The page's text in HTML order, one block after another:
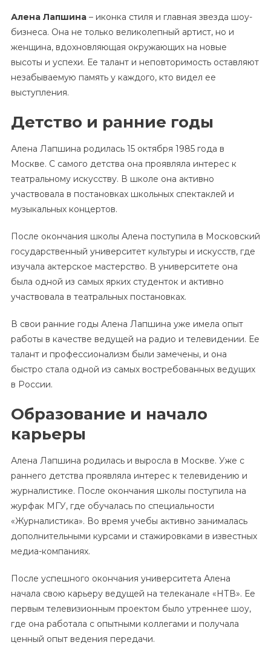
Алена Лапшина– иконка стиля и главная звезда шоу-
бизнеса. Она не только великолепный артист, но и
женщина, вдохновляющая окружающих на новые
высоты и успехи. Ее талант и неповторимость оставляют
незабываемую память у каждого, кто видел ее
выступления.
Детство и ранние годы
Алена Лапшина родилась 15 октября 1985 года в
Москве. С самого детства она проявляла интерес к
театральному искусству. В школе она активно
участвовала в постановках школьных спектаклей и
музыкальных концертов.
После окончания школы Алена поступила в Московский
государственный университет культуры и искусств, где
изучала актерское мастерство. В университете она
была одной из самых ярких студенток и активно
участвовала в театральных постановках.
В свои ранние годы Алена Лапшина уже имела опыт
работы в качестве ведущей на радио и телевидении. Ее
талант и профессионализм были замечены, и она
быстро стала одной из самых востребованных ведущих
в России.
Образование и начало
карьеры
Алена Лапшина родилась и выросла в Москве. Уже с
раннего детства проявляла интерес к телевидению и
журналистике. После окончания школы поступила на
журфак МГУ, где обучалась по специальности
«Журналистика». Во время учебы активно занималась
дополнительными курсами и стажировками в известных
медиа-компаниях.
После успешного окончания университета Алена
начала свою карьеру ведущей на телеканале «НТВ». Ее
первым телевизионным проектом было утреннее шоу,
где она работала с опытными коллегами и получала
ценный опыт ведения передачи.